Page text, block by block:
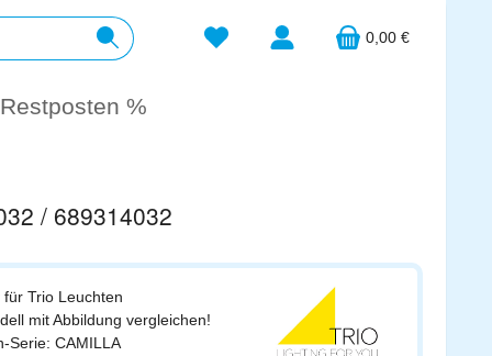
Du hast 0 Produkte auf dem
0,00 €
%
/ 689314032
für Trio Leuchten
mit Abbildung vergleichen!
Serie: CAMILLA